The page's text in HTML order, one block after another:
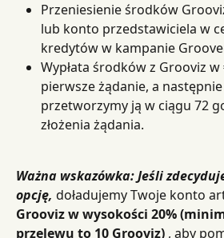
Przeniesienie środków
lub konto przedstawiciela w
kredytów w kampanie
Wypłata środków z Grooviz w
pierwsze żądanie, a
przetworzymy ją w ciągu 72
złożenia żądania.
Ważna wskazówka: Jeśli
opcję, doładujemy Twoje konto
Grooviz w wysokości 20%
przelewu to 10 Grooviz) , aby